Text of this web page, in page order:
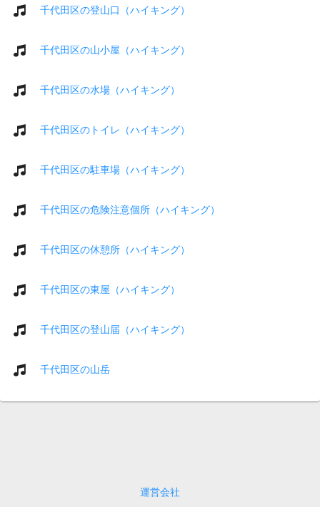
千代田区の登山口（ハイキング）
千代田区の山小屋（ハイキング）
千代田区の水場（ハイキング）
千代田区のトイレ（ハイキング）
千代田区の駐車場（ハイキング）
千代田区の危険注意個所（ハイキング）
千代田区の休憩所（ハイキング）
千代田区の東屋（ハイキング）
千代田区の登山届（ハイキング）
千代田区の山岳
運営会社